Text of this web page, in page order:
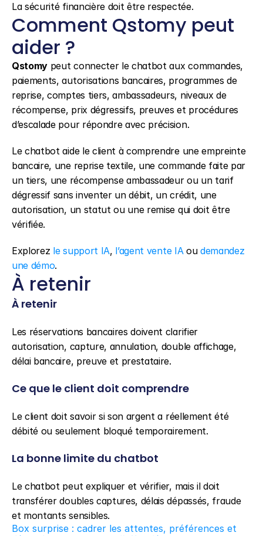
La sécurité financière doit être respectée.
Comment Qstomy peut
aider ?
Qstomy peut connecter le chatbot aux commandes,
paiements, autorisations bancaires, programmes de
reprise, comptes tiers, ambassadeurs, niveaux de
récompense, prix dégressifs, preuves et procédures
d’escalade pour répondre avec précision.
Le chatbot aide le client à comprendre une empreinte
bancaire, une reprise textile, une commande faite par
un tiers, une récompense ambassadeur ou un tarif
dégressif sans inventer un débit, un crédit, une
autorisation, un statut ou une remise qui doit être
vérifiée.
Explorez le support IA, l’agent vente IA ou demandez
une démo.
À retenir
À retenir
Les réservations bancaires doivent clarifier
autorisation, capture, annulation, double affichage,
délai bancaire, preuve et prestataire.
Ce que le client doit comprendre
Le client doit savoir si son argent a réellement été
débité ou seulement bloqué temporairement.
La bonne limite du chatbot
Le chatbot peut expliquer et vérifier, mais il doit
transférer doubles captures, délais dépassés, fraude
et montants sensibles.
Box surprise : cadrer les attentes, préférences et